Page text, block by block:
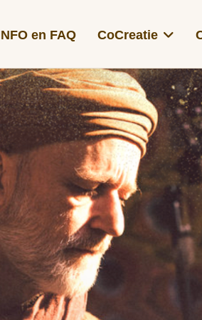
en FAQ CoCreatie